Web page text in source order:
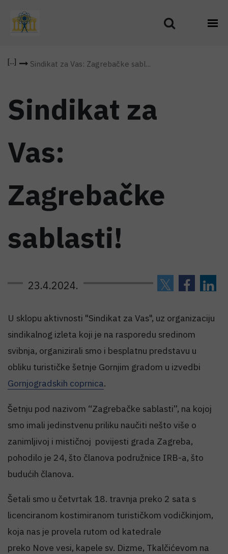
Sindikat za Vas: Zagrebačke sabl...
Sindikat za
Vas:
Zagrebačke
sablasti!
23.4.2024.
U sklopu aktivnosti "Sindikat za Vas", uz organizaciju
sindikalnog izleta koji je na rasporedu sredinom
svibnja, organizirali smo i besplatnu predstavu u
obliku turističke šetnje Gornjim gradom u izvedbi
Gornjogradskih coprnica.
Šetnju pod nazivom “Zagrebačke sablasti”, na kojoj
smo imali jedinstvenu priliku naučiti nešto više o
zanimljivoj i mističnoj povijesti grada Zagreba,
pohodilo je 24, što članova podružnice IRB-a, što
budućih članova.
Šetali smo u četvrtak 18. travnja preko 2 sata s
licenciranom kostimiranom turističkom vodičkinjom,
koja nas je provela rutom od katedrale
preko Nove vesi, kapele sv. Dizme, Tkalčićevom na